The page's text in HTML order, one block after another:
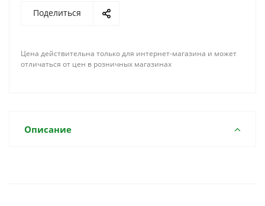
Поделиться
Цена действительна только для интернет-магазина и может
отличаться от цен в розничных магазинах
Описание